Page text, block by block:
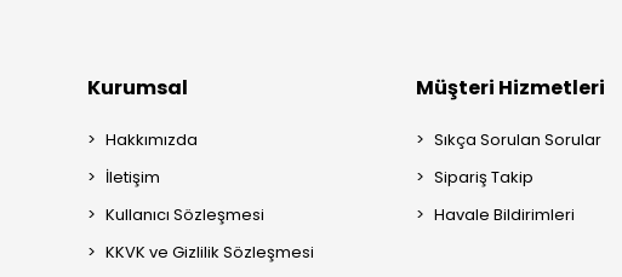
Kurumsal
Hakkımızda
İletişim
Kullanıcı Sözleşmesi
KKVK ve Gizlilik Sözleşmesi
Müşteri Hizmetleri
Sıkça Sorulan Sorular
Sipariş Takip
Havale Bildirimleri